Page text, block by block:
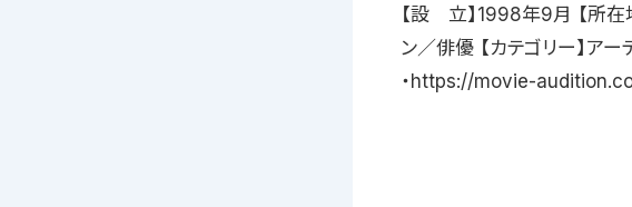
【設 立】1998年9月 【所在
ン／俳優 【カテゴリー】アー
・https://movie-